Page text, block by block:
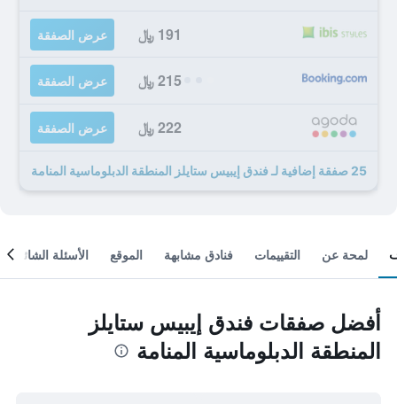
191 ﷼ عرض الصفقة
215 ﷼ عرض الصفقة
222 ﷼ عرض الصفقة
25 صفقة إضافية لـ فندق إيبيس ستايلز المنطقة الدبلوماسية المنامة
لمحة عن التقييمات فنادق مشابهة الموقع الأسئلة الشائعة
أفضل صفقات فندق إيبيس ستايلز
المنطقة الدبلوماسية المنامة